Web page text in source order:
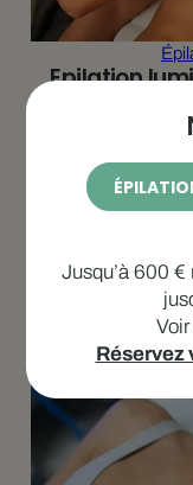
Epilation
Vous voulez vous
Jusqu’à 600 €
Réservez